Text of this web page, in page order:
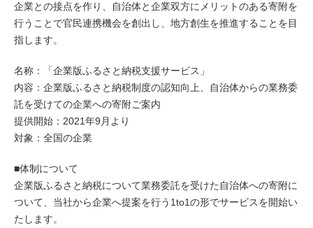
企業との接点を作り、自治体と企業双方にメリットのある寄附を
行うことで官民連携機会を創出し、地方創生を推進することを目
指します。
名称：「企業版ふるさと納税支援サービス」
内容：企業版ふるさと納税制度の認知向上、自治体からの業務委
託を受けての企業への寄附ご案内
提供開始：2021年9月より
対象：全国の企業
■体制について
企業版ふるさと納税について業務委託を受けた自治体への寄附に
ついて、当社から企業へ提案を行う1to1の形でサービスを開始い
たします。